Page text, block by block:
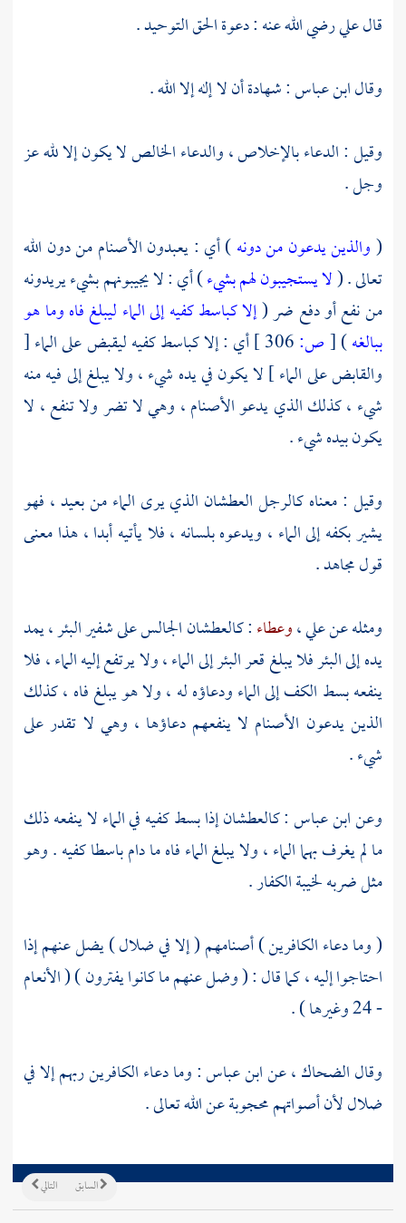
قالعليرضي الله عنه : دعوة الحق التوحيد .
وقالابن عباس: شهادة أن لا إله إلا الله .
وقيل : الدعاء بالإخلاص ، والدعاء الخالص لا يكون إلا لله عز
وجل .
(والذين يدعون من دونه) أي : يعبدون الأصنام من دون الله
تعالى . (لا يستجيبون لهم بشيء) أي : لا يجيبونهم بشيء يريدونه
من نفع أو دفع ضر (إلا كباسط كفيه إلى الماء ليبلغ فاه وما هو
ببالغه)
[ص:
أي : إلا كباسط كفيه ليقبض على الماء [
والقابض على الماء ] لا يكون في يده شيء ، ولا يبلغ إلى فيه منه
شيء ، كذلك الذي يدعو الأصنام ، وهي لا تضر ولا تنفع ، لا
يكون بيده شيء .
وقيل : معناه كالرجل العطشان الذي يرى الماء من بعيد ، فهو
يشير بكفه إلى الماء ، ويدعوه بلسانه ، فلا يأتيه أبدا ، هذا معنى
قولمجاهد.
ومثله عنعلي ،وعطاء: كالعطشان الجالس على شفير البئر ، يمد
يده إلى البئر فلا يبلغ قعر البئر إلى الماء ، ولا يرتفع إليه الماء ، فلا
ينفعه بسط الكف إلى الماء ودعاؤه له ، ولا هو يبلغ فاه ، كذلك
الذين يدعون الأصنام لا ينفعهم دعاؤها ، وهي لا تقدر على
شيء .
وعنابن عباس: كالعطشان إذا بسط كفيه في الماء لا ينفعه ذلك
ما لم يغرف بهما الماء ، ولا يبلغ الماء فاه ما دام باسطا كفيه . وهو
مثل ضربه لخيبة الكفار .
( وما دعاء الكافرين ) أصنامهم ( إلا في ضلال ) يضل عنهم إذا
احتاجوا إليه ، كما قال : ( وضل عنهم ما كانوا يفترون ) ( الأنعام
- 24 وغيرها ) .
وقالالضحاك ،عنابن عباس: وما دعاء الكافرين ربهم إلا في
ضلال لأن أصواتهم محجوبة عن الله تعالى .
التالي السابق